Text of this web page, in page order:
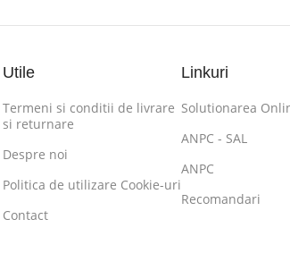
Utile
Termeni si conditii de livrare
si returnare
Despre noi
Politica de utilizare Cookie-uri
Contact
Linkuri
Solutionarea
ANPC - SAL
ANPC
Recomandari